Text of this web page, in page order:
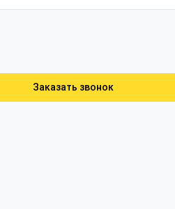
Заказать звонок